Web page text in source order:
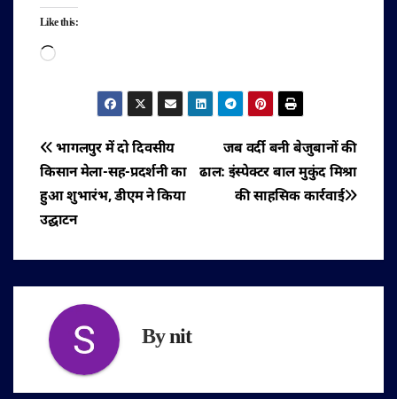
Like this:
Loading…
पोस्ट
नेविगेशन
जब वर्दी बनी बेजुबानों की
ढाल: इंस्पेक्टर बाल मुकुंद मिश्रा
की साहसिक कार्रवाई
भागलपुर में दो दिवसीय
किसान मेला-सह-प्रदर्शनी का
हुआ शुभारंभ, डीएम ने किया
उद्घाटन
Bynit